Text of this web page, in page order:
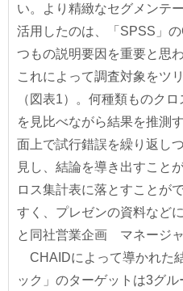
い。より精緻なセグメンテ
活用したのは、「SPSS」
つもの説明要因を重要と思
これによって調査対象をツ
（図表1）。何種類ものク
を見比べながら結果を推測
面上で試行錯誤を繰り返し
見し、結論を導き出すこと
ロス集計表に落とすことが
すく、プレゼンの資料など
と同社営業企画 マネージャ
CHAIDによって導かれた
ック」のターゲットは3グル